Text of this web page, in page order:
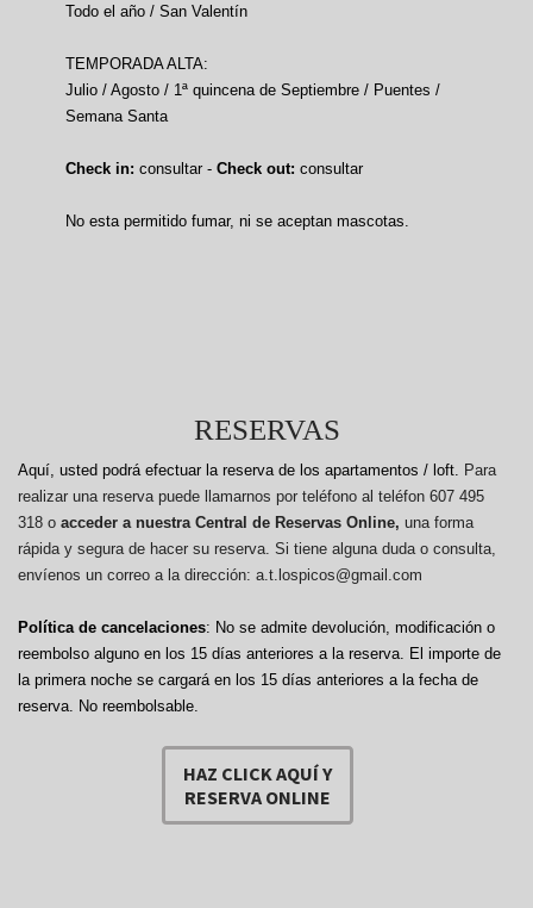
Todo el año / San Valentín
TEMPORADA ALTA:
Julio / Agosto / 1ª quincena de Septiembre / Puentes /
Semana Santa
Check in: consultar - Check out: consultar
No esta permitido fumar, ni se aceptan mascotas.
RESERVAS
Aquí, usted podrá efectuar la reserva de los apartamentos / loft. Para
realizar una reserva puede llamarnos por teléfono al teléfon 607 495
318 o acceder a nuestra Central de Reservas Online, una forma
rápida y segura de hacer su reserva. Si tiene alguna duda o consulta,
envíenos un correo a la dirección: a.t.lospicos@gmail.com
Política de cancelaciones: No se admite devolución, modificación o
reembolso alguno en los 15 días anteriores a la reserva. El importe de
la primera noche se cargará en los 15 días anteriores a la fecha de
reserva. No reembolsable.
HAZ CLICK AQUÍ Y
RESERVA ONLINE